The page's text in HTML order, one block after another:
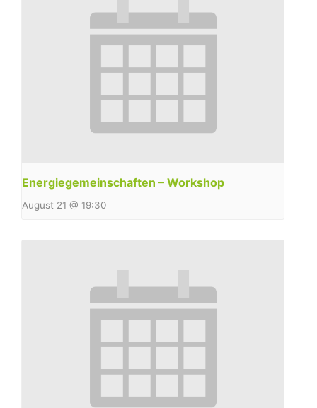
Energiegemeinschaften – Workshop
August 21 @ 19:30